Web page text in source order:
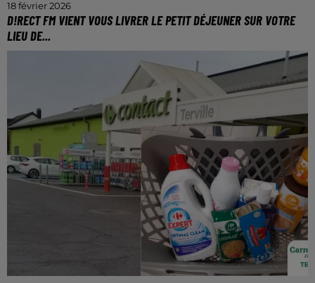
18 février 2026
D!RECT FM VIENT VOUS LIVRER LE PETIT DÉJEUNER SUR VOTRE
LIEU DE...
Croissants, cafés et bonne humeur.